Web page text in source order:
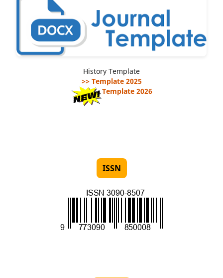
History Template
>> Template 2025
Template 2026
ISSN